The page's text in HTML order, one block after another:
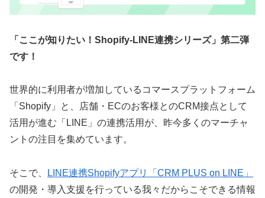
「ここが知りたい！Shopify‐LINE連携シリーズ」第二弾
です！
世界的に利用者が増加しているコマースプラットフォーム
「Shopify」と、店舗・ECのお客様とのCRM接点として
活用が進む「LINE」の連携活用が、昨今多くのマーチャ
ントの注目を集めています。
そこで、
LINE連携Shopifyアプリ「CRM PLUS on LINE」
の開発・導入支援を行っている我々だからこそできる情報